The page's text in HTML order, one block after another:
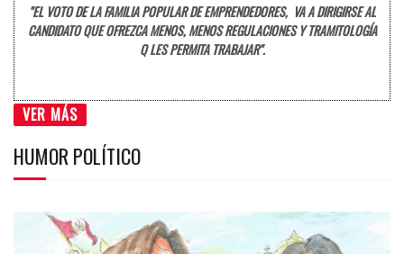
"EL VOTO DE LA FAMILIA POPULAR DE EMPRENDEDORES, VA A DIRIGIRSE AL
CANDIDATO QUE OFREZCA MENOS, MENOS REGULACIONES Y TRAMITOLOGÍA
Q LES PERMITA TRABAJAR".
VER MÁS
HUMOR POLÍTICO